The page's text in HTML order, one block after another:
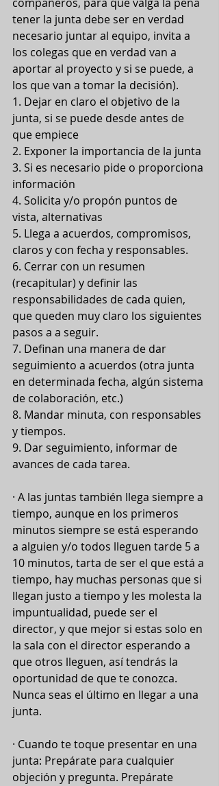
tener la junta debe ser en verdad
necesario juntar al equipo, invita a
los colegas que en verdad van a
aportar al proyecto y si se puede, a
los que van a tomar la decisión).
1. Dejar en claro el objetivo de la
junta, si se puede desde antes de
que empiece
2. Exponer la importancia de la junta
3. Si es necesario pide o proporciona
información
4. Solicita y/o propón puntos de
vista, alternativas
5. Llega a acuerdos, compromisos,
claros y con fecha y responsables.
6. Cerrar con un resumen
(recapitular) y definir las
responsabilidades de cada quien,
que queden muy claro los siguientes
pasos a a seguir.
7. Definan una manera de dar
seguimiento a acuerdos (otra junta
en determinada fecha, algún sistema
de colaboración, etc.)
8. Mandar minuta, con responsables
y tiempos.
9. Dar seguimiento, informar de
avances de cada tarea.
· A las juntas también llega siempre a
tiempo, aunque en los primeros
minutos siempre se está esperando
a alguien y/o todos lleguen tarde 5 a
10 minutos, tarta de ser el que está a
tiempo, hay muchas personas que si
llegan justo a tiempo y les molesta la
impuntualidad, puede ser el
director, y que mejor si estas solo en
la sala con el director esperando a
que otros lleguen, así tendrás la
oportunidad de que te conozca.
Nunca seas el último en llegar a una
junta.
· Cuando te toque presentar en una
junta: Prepárate para cualquier
objeción y pregunta. Prepárate